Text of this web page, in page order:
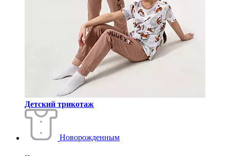
Детский трикотаж
Новорожденным